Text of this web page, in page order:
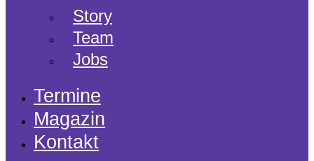
Story
Team
Jobs
Termine
Magazin
Kontakt